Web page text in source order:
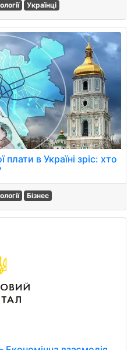
Українці
плати в Україні зріс: хто
Бізнес